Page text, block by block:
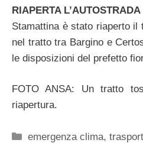
RIAPERTA
Stamattina è stato riaperto il
nel tratto tra Bargino e
le disposizioni del prefetto
FOTO ANSA: Un tratto
riapertura.
Categorie
emergenza clima,